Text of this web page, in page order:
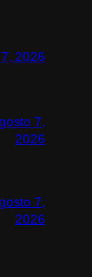
2026
7,
2026
7,
2026